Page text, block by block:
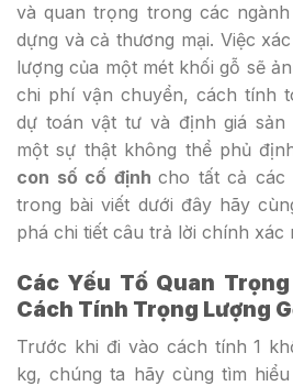
và quan trọng trong các
dựng và cả thương mại. Việc
lượng của một mét khối gỗ sẽ
chi phí vận chuyển, cách tính
dự toán vật tư và định giá sản
một sự thật không thể phủ
con số cố định cho tất cả các
trong bài viết dưới đây hãy
phá chi tiết câu trả lời chính xác
Các Yếu Tố Quan
Cách Tính Trọng Lượng
Trước khi đi vào cách tính 1
kg, chúng ta hãy cùng tìm